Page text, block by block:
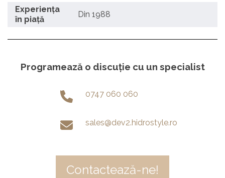
Experiența
în piață
Din 1988
Programează o discuție cu un specialist
0747 060 060
sales@dev2.hidrostyle.ro
Contactează-ne!